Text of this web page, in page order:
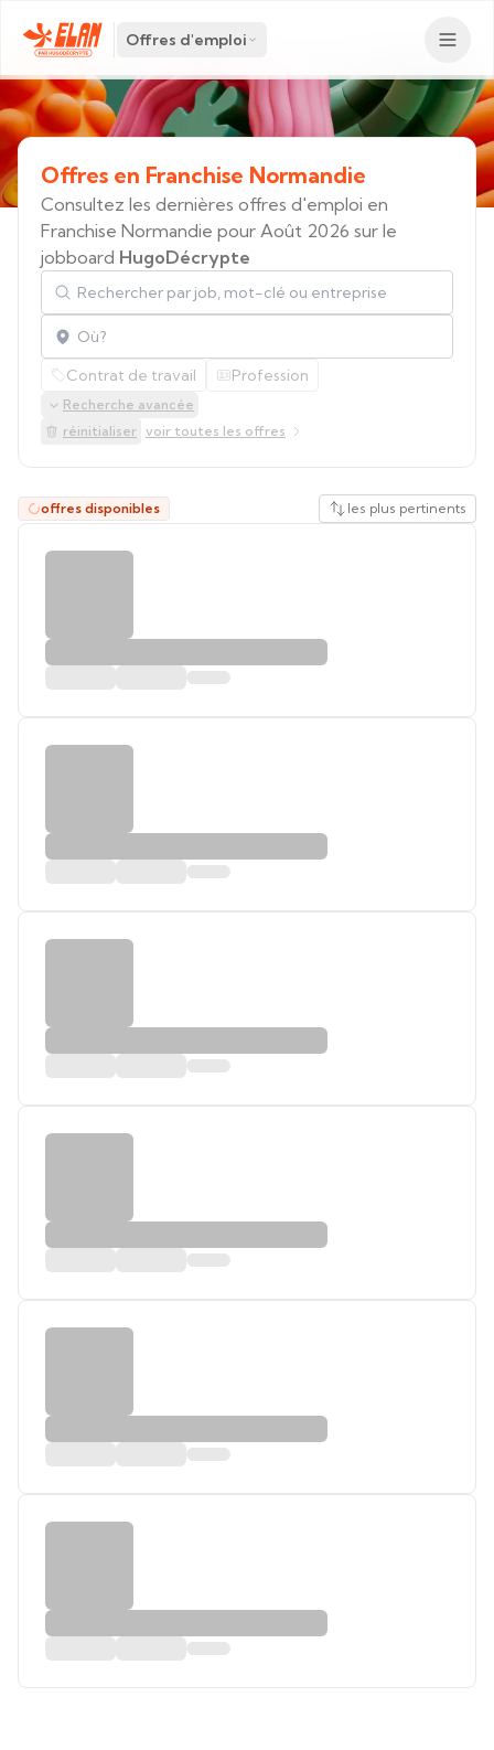
Offres d'emploi
Offres en Franchise Normandie
Consultez les dernières offres d'emploi en
Franchise Normandie pour Août 2026 sur le
jobboard HugoDécrypte
Rechercher par job, mot-clé ou entreprise
Localisation
Contrat de travail Profession
Recherche avancée
réinitialiser voir toutes les offres
offres disponibles les plus pertinents